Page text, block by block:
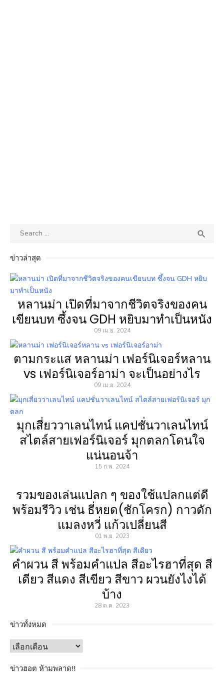
Search

ข่าวล่าสุด
หลานม่า เปิดที่มาจากชีวิตจริงของคน
เขียนบท ซึ้งจน GDH หยิบมาทำเป็นหนัง
09 เม.ย. 2024
ตามกระแส หลานม่า เฟอร์นิเจอร์หลาน
vs เฟอร์นิเจอร์อาม่า จะเป็นอย่างไร
09 เม.ย. 2024
มุกเสี่ยววาเลนไทน์ แคปชั่นวาเลนไทน์
สไตล์สายเฟอร์นิเจอร์ มุกตลกโดนใจ
แน่นอนจ้า
15 ก.พ. 2024
รวมของเล่นแปลก ๆ ของใช้แปลกแต่ดี
พร้อมรีวิว เช่น ธี่หยด(ชักโครก) กาวดัก
แมลงหวี่ แก้วเปลี่ยนสี
01 พ.ย. 2023
คำผวน สี พร้อมคำแปล สีอะไรฮาที่สุด สี
เดียว สีแดง สีเขียว สีขาว ผวนยังไงได้
บ้าง
28 ต.ค. 2023
ข่าวทั้งหมด
ข่าว
ข่าวฮอต ห้ามพลาด!!